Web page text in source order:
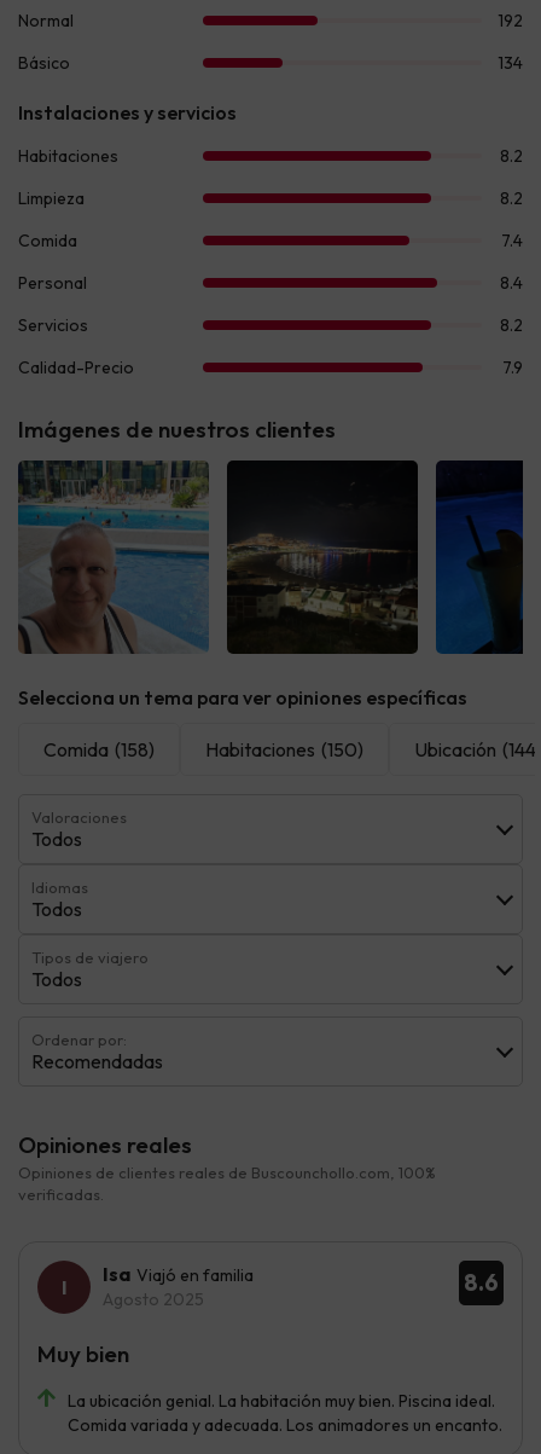
Imágenes de nuestros clientes
Selecciona un tema para ver opiniones específicas
Comida (158) Habitaciones (150) Ubicación (144)
Valoraciones
Todos
Idiomas
Todos
Tipos de viajero
Todos
Ordenar por:
Recomendadas
Opiniones reales
Opiniones de clientes reales de Buscounchollo.com, 100%
verificadas.
8.6
Isa Viajó en familia
Agosto 2025
La ubicación genial. La habitación muy bien. Piscina ideal.
Comida variada y adecuada. Los animadores un encanto.
Muy bien